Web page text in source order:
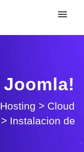
Hosting > Cloud
> Instalacion de